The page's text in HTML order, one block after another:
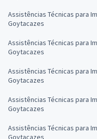
Assistências Técnicas para
Goytacazes
Assistências Técnicas para
Goytacazes
Assistências Técnicas para
Goytacazes
Assistências Técnicas para
Goytacazes
Assistências Técnicas para
Goytacazes